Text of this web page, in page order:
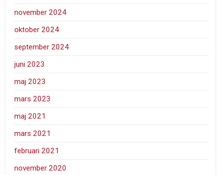
november 2024
oktober 2024
september 2024
juni 2023
maj 2023
mars 2023
maj 2021
mars 2021
februari 2021
november 2020